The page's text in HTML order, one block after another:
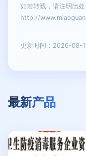
如若转载，请注明出处
http://
更新时间：2026-08-
最新产品